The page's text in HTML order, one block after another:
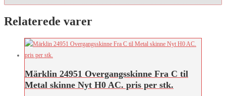
Relaterede varer
Märklin 24951 Overgangsskinne Fra C til
Metal skinne Nyt H0 AC. pris per stk.